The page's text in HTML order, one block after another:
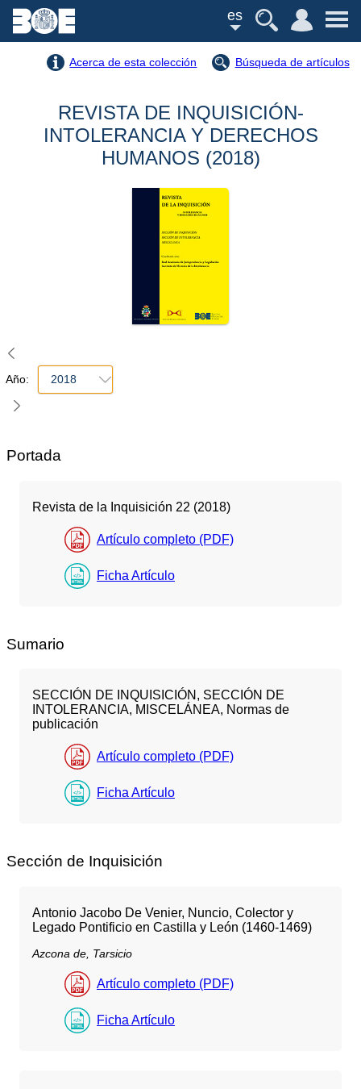
es
Acerca de esta colección Búsqueda de artículos
REVISTA DE INQUISICIÓN-
INTOLERANCIA Y DERECHOS
HUMANOS (2018)
Año: 2018
Portada
Revista de la Inquisición 22 (2018)
Artículo completo (PDF)
Ficha Artículo
Sumario
SECCIÓN DE INQUISICIÓN, SECCIÓN DE
INTOLERANCIA, MISCELÁNEA, Normas de
publicación
Artículo completo (PDF)
Ficha Artículo
Sección de Inquisición
Antonio Jacobo De Venier, Nuncio, Colector y
Legado Pontificio en Castilla y León (1460-1469)
Azcona de, Tarsicio
Artículo completo (PDF)
Ficha Artículo